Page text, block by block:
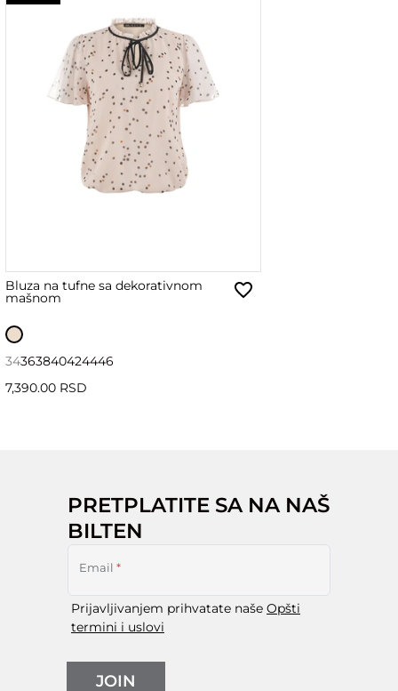
Bluza na tufne sa dekorativnom
mašnom
34363840424446
7,390.00 RSD
PRETPLATITE SA NA NAŠ
BILTEN
Email *
Prijavljivanjem prihvatate naše Opšti
termini i uslovi
JOIN